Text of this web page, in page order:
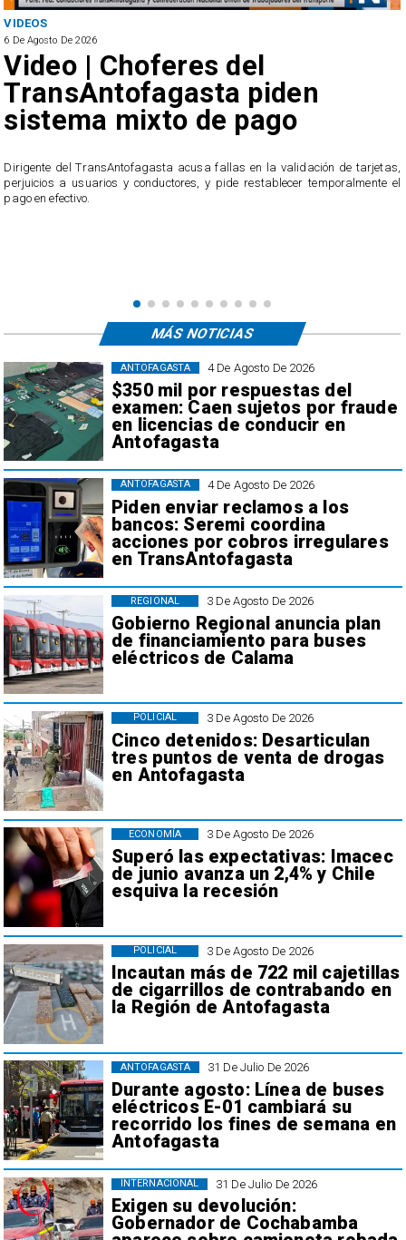
VIDEOS
6 De Agosto De 2026
Video | Choferes del
TransAntofagasta piden
sistema mixto de pago
​Dirigente del TransAntofagasta acusa fallas en la validación de tarjetas,
perjuicios a usuarios y conductores, y pide restablecer temporalmente el
pago en efectivo.
4 De Agosto De 2026
$350 mil por respuestas del
examen: Caen sujetos por fraude
en licencias de conducir en
Antofagasta
ANTOFAGASTA
4 De Agosto De 2026
Piden enviar reclamos a los
bancos: Seremi coordina
acciones por cobros irregulares
en TransAntofagasta
ANTOFAGASTA
3 De Agosto De 2026
Gobierno Regional anuncia plan
de financiamiento para buses
eléctricos de Calama
REGIONAL
3 De Agosto De 2026
Cinco detenidos: Desarticulan
tres puntos de venta de drogas
en Antofagasta
POLICIAL
3 De Agosto De 2026
Superó las expectativas: Imacec
de junio avanza un 2,4% y Chile
esquiva la recesión
ECONOMÍA
3 De Agosto De 2026
Incautan más de 722 mil cajetillas
de cigarrillos de contrabando en
la Región de Antofagasta
POLICIAL
31 De Julio De 2026
Durante agosto: Línea de buses
eléctricos E-01 cambiará su
recorrido los fines de semana en
Antofagasta
ANTOFAGASTA
31 De Julio De 2026
Exigen su devolución:
Gobernador de Cochabamba
INTERNACIONAL
MÁS NOTICIAS